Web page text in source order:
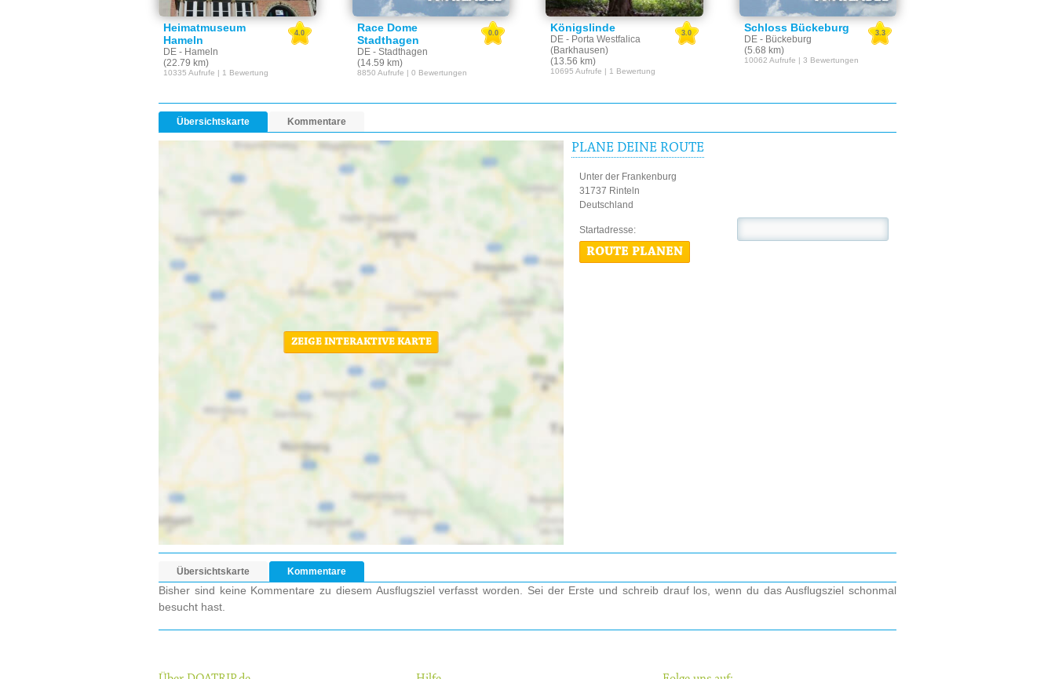
Heimatmuseum
Hameln
DE - Hameln
(22.79 km)
4.0
10335 Aufrufe | 1 Bewertung
Race Dome
Stadthagen
DE - Stadthagen
(14.59 km)
0.0
8850 Aufrufe | 0 Bewertungen
Königslinde
DE - Porta Westfalica
(Barkhausen)
(13.56 km)
3.0
10695 Aufrufe | 1 Bewertung
Schloss Bückeburg
DE - Bückeburg
(5.68 km)
3.3
10062 Aufrufe | 3 Bewertungen
Übersichtskarte Kommentare
ZEIGE INTERAKTIVE KARTE
PLANE DEINE ROUTE
Unter der Frankenburg
31737 Rinteln
Deutschland
Startadresse:
ROUTE PLANEN
Übersichtskarte Kommentare
Bisher sind keine Kommentare zu diesem Ausflugsziel verfasst worden. Sei der Erste und schreib drauf los, wenn du das Ausflugsziel schonmal
besucht hast.